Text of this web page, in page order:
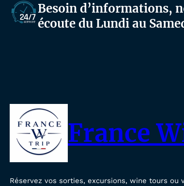
Besoin d’informations,
écoute du Lundi au
France
Réservez vos sorties, excursions, wine tours ou